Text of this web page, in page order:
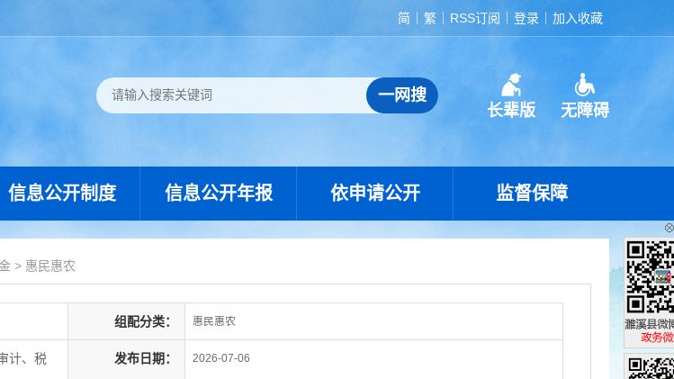
简 繁 RSS订阅 登录 加入收藏
长辈版 无障碍
信息公开制度 信息公开年报 依申请公开 监督保障
> 惠民惠农
组配分类： 惠民惠农
计、税
发布日期： 2026-07-06
濉溪县政
政务微博